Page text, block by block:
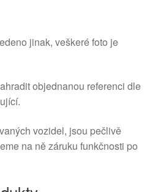
jinak, veškeré foto je
objednanou referenci dle
vozidel, jsou pečlivě
na ně záruku funkčnosti po